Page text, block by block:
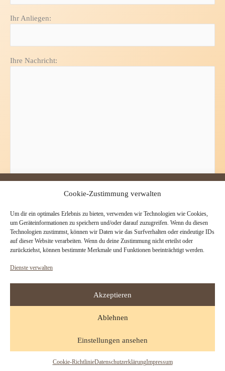
Cookie-Zustimmung verwalten
Um dir ein optimales Erlebnis zu bieten, verwenden wir Technologien wie Cookies,
um Geräteinformationen zu speichern und/oder darauf zuzugreifen. Wenn du diesen
Technologien zustimmst, können wir Daten wie das Surfverhalten oder eindeutige IDs
auf dieser Website verarbeiten. Wenn du deine Zustimmung nicht erteilst oder
zurückziehst, können bestimmte Merkmale und Funktionen beeinträchtigt werden.
Dienste verwalten
Akzeptieren
Ablehnen
Einstellungen ansehen
Cookie-RichtlinieDatenschutzerklärungImpressum
Ihr Anliegen:
Ihre Nachricht:
der Speicherung und Verarbeitung Ihrer Daten durch diese
Website einverstanden. Die Daten werden nur so lange bei uns
gespeichert, wie es für die Bearbeitung Ihrer Anfrage
erforderlich ist.
Bitte lasse dieses Feld leer.
Copyright © 1999-2026 - www.alte-scheune.net